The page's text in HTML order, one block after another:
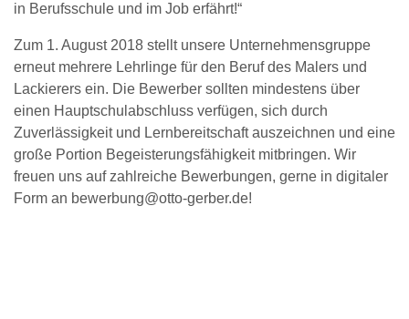
in Berufsschule und im Job erfährt!“
Zum 1. August 2018 stellt unsere Unternehmensgruppe
erneut mehrere Lehrlinge für den Beruf des Malers und
Lackierers ein. Die Bewerber sollten mindestens über
einen Hauptschulabschluss verfügen, sich durch
Zuverlässigkeit und Lernbereitschaft auszeichnen und eine
große Portion Begeisterungsfähigkeit mitbringen. Wir
freuen uns auf zahlreiche Bewerbungen, gerne in digitaler
Form an bewerbung@otto-gerber.de!